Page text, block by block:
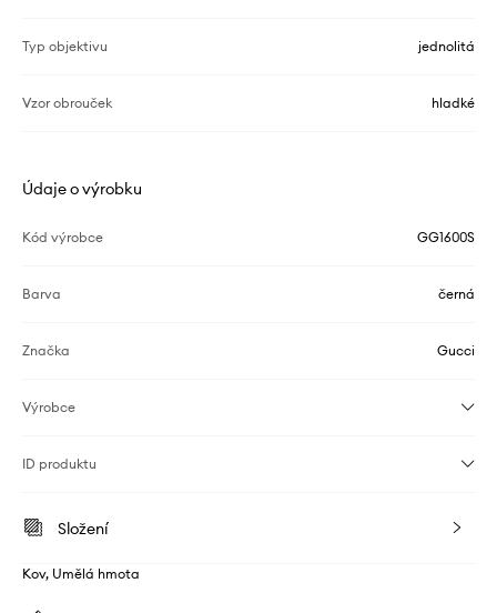
Typ objektivu jednolitá
Vzor obrouček hladké
Údaje o výrobku
Kód výrobce GG1600S
Barva černá
Značka Gucci
Výrobce
ID produktu
Složení
Kov, Umělá hmota